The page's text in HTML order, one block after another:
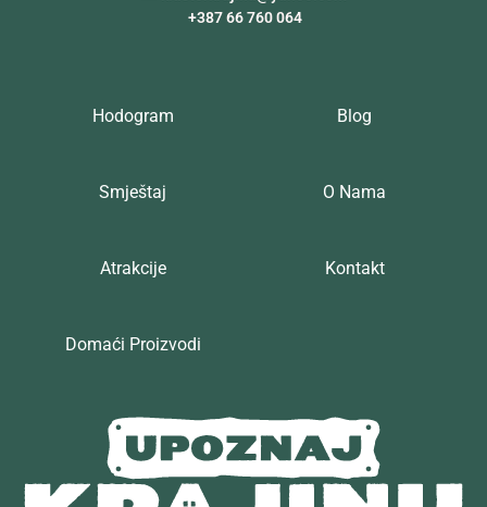
+387 66 760 064
Hodogram
Smještaj
Atrakcije
Domaći Proizvodi
Blog
O Nama
Kontakt